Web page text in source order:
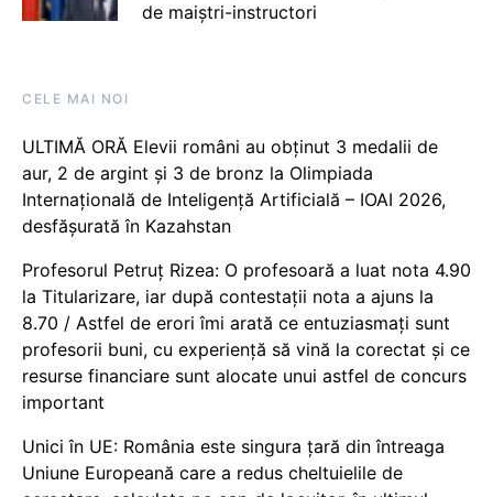
de maiștri-instructori
CELE MAI NOI
ULTIMĂ ORĂ Elevii români au obținut 3 medalii de
aur, 2 de argint și 3 de bronz la Olimpiada
Internațională de Inteligență Artificială – IOAI 2026,
desfășurată în Kazahstan
Profesorul Petruț Rizea: O profesoară a luat nota 4.90
la Titularizare, iar după contestații nota a ajuns la
8.70 / Astfel de erori îmi arată ce entuziasmați sunt
profesorii buni, cu experiență să vină la corectat și ce
resurse financiare sunt alocate unui astfel de concurs
important
Unici în UE: România este singura țară din întreaga
Uniune Europeană care a redus cheltuielile de